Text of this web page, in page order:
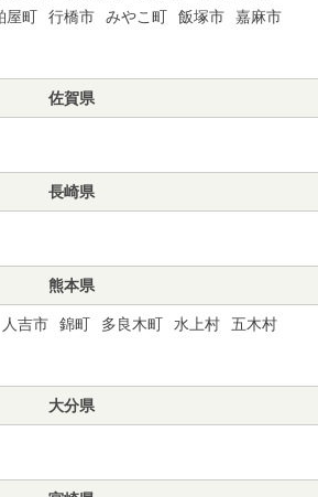
屋町 行橋市 みやこ町 飯塚市
嘉麻市
佐賀県
長崎県
熊本県
人吉市 錦町 多良木町 水上村
五木村
大分県